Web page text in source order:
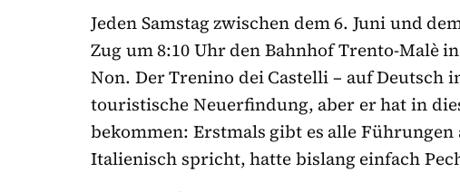
Jeden Samstag zwischen dem 6. Juni und
Zug um 8:10 Uhr den Bahnhof Trento-Malè
Non. Der Trenino dei Castelli – auf Deutsch
touristische Neuerfindung, aber er hat in
bekommen: Erstmals gibt es alle
Italienisch spricht, hatte bislang einfach